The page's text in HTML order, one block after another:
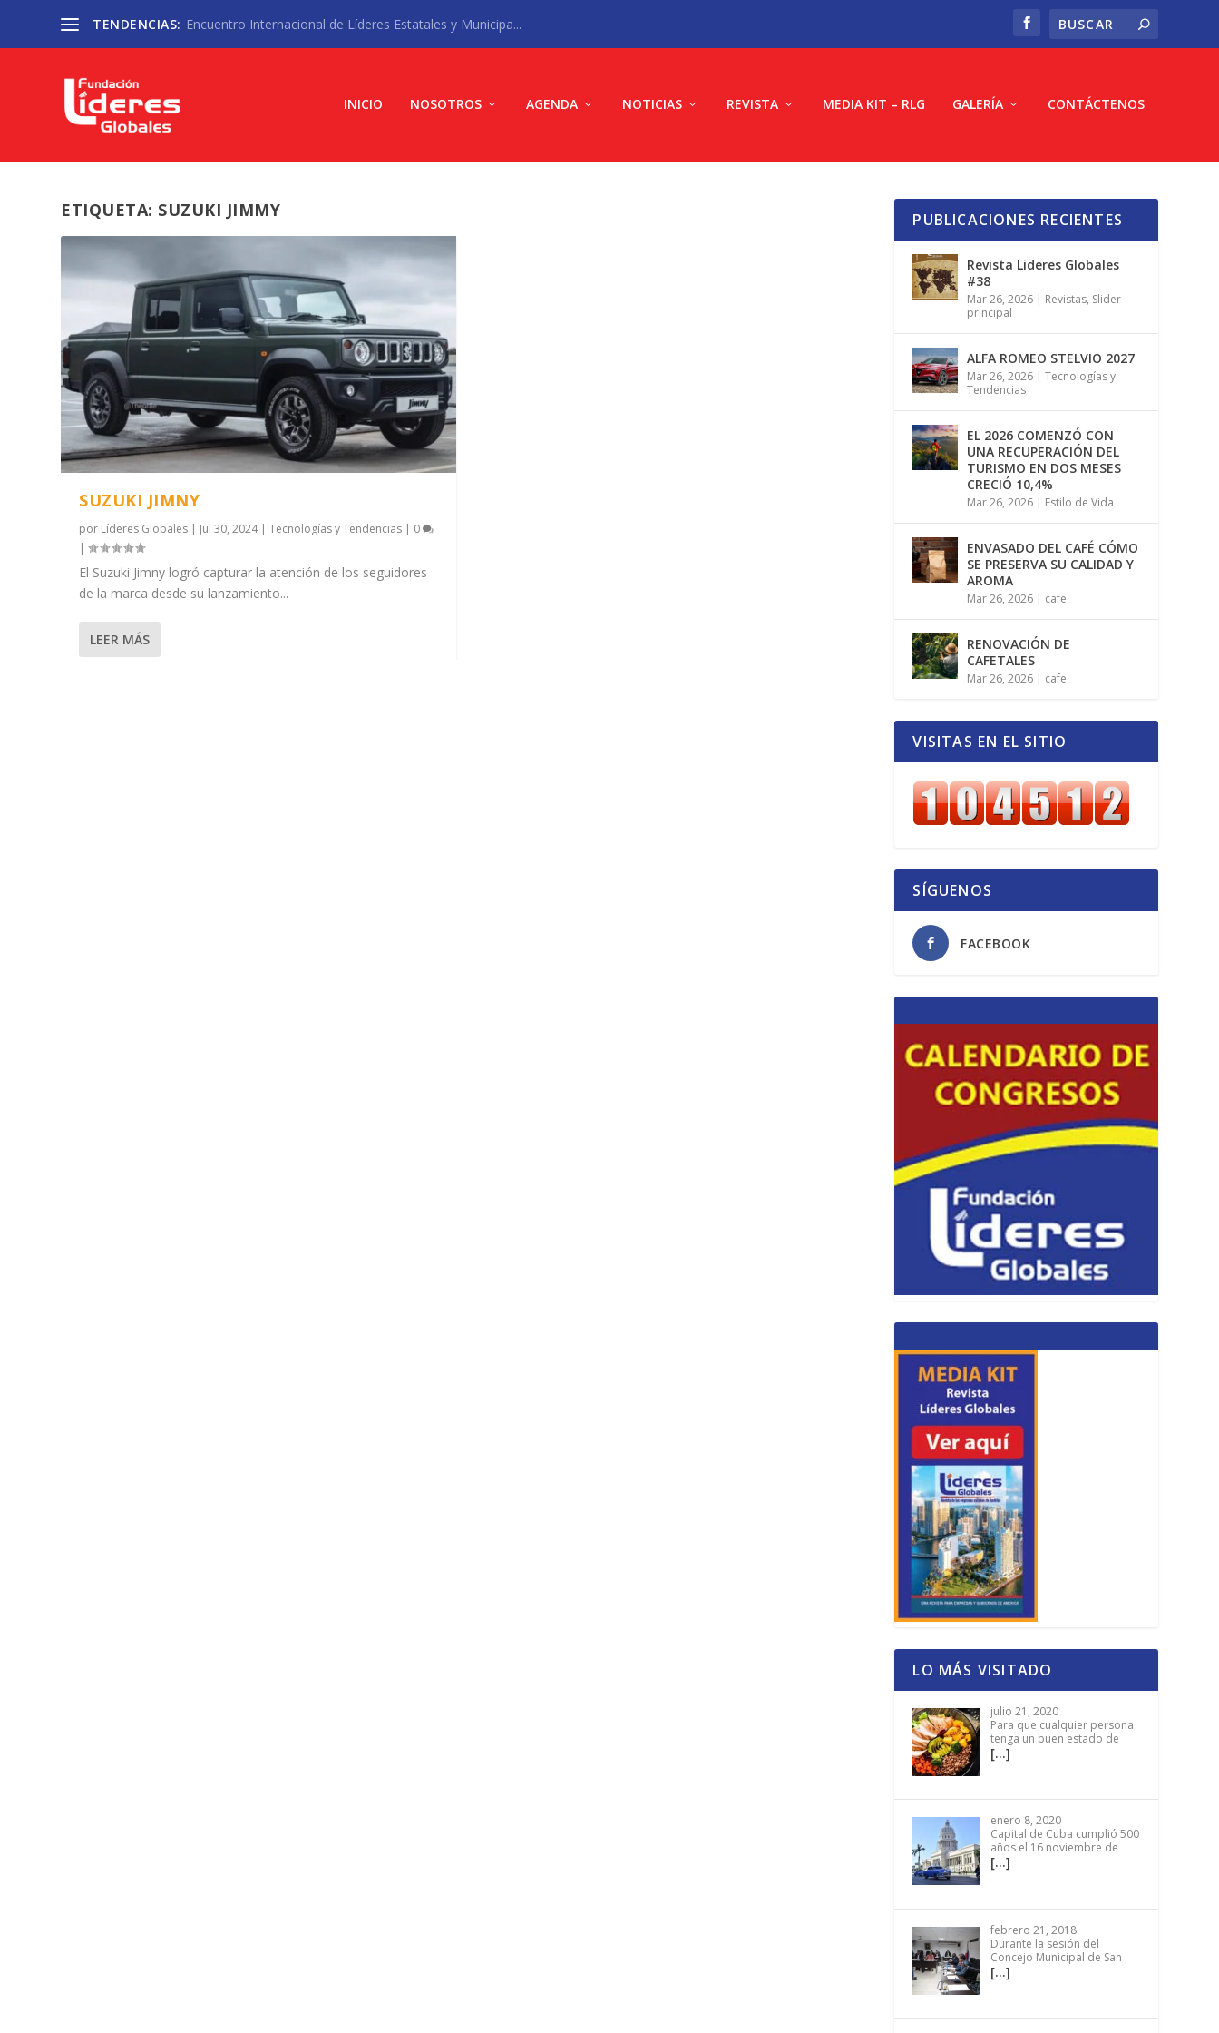
TENDENCIAS: Encuentro Internacional de Líderes Estatales y Municipa...
INICIO NOSOTROS AGENDA NOTICIAS REVISTA MEDIA KIT – RLG GALERÍA CONTÁCTENOS
ETIQUETA: SUZUKI JIMMY
SUZUKI JIMNY
por Líderes Globales | Jul 30, 2024|Tecnologías y Tendencias | 0
|
El Suzuki Jimny logró capturar la atención de los seguidores
de la marca desde su lanzamiento...
LEER MÁS
PUBLICACIONES RECIENTES
Revista Lideres Globales
#38
Mar 26, 2026 | Revistas, Slider-
principal
ALFA ROMEO STELVIO 2027
Mar 26, 2026 |Tecnologías y
Tendencias
EL 2026 COMENZÓ CON
UNA RECUPERACIÓN DEL
TURISMO EN DOS MESES
CRECIÓ 10,4%
Mar 26, 2026 | Estilo de Vida
ENVASADO DEL CAFÉ CÓMO
SE PRESERVA SU CALIDAD Y
AROMA
Mar 26, 2026 | cafe
RENOVACIÓN DE
CAFETALES
Mar 26, 2026 | cafe
VISITAS EN EL SITIO
SÍGUENOS
FACEBOOK
LO MÁS VISITADO
julio 21, 2020
Para que cualquier persona
tenga un buen estado de
[…]
enero 8, 2020
Capital de Cuba cumplió 500
años el 16 noviembre de
[…]
febrero 21, 2018
Durante la sesión del
Concejo Municipal de San
[…]